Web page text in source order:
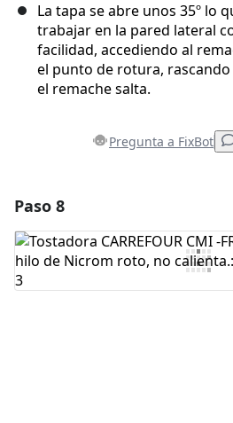
La tapa se abre unos 35º lo
trabajar en la pared lateral
facilidad, accediendo al
el punto de rotura,
el remache salta.
Pregunta a FixBot
Agregar Comentario
Paso 8